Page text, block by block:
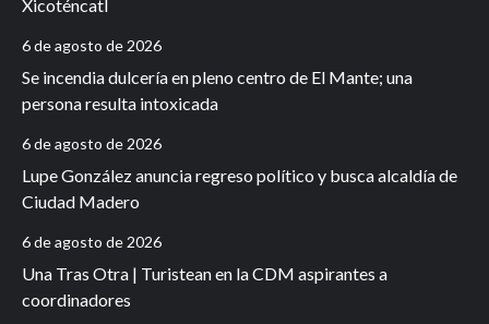
Xicoténcatl
6 de agosto de 2026
Se incendia dulcería en pleno centro de El Mante; una
persona resulta intoxicada
6 de agosto de 2026
Lupe González anuncia regreso político y busca alcaldía de
Ciudad Madero
6 de agosto de 2026
Una Tras Otra | Turistean en la CDM aspirantes a
coordinadores